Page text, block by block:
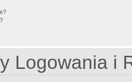
Logowania i